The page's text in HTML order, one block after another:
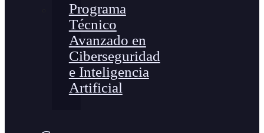
Programa
Técnico
Avanzado en
Ciberseguridad
e Inteligencia
Artificial